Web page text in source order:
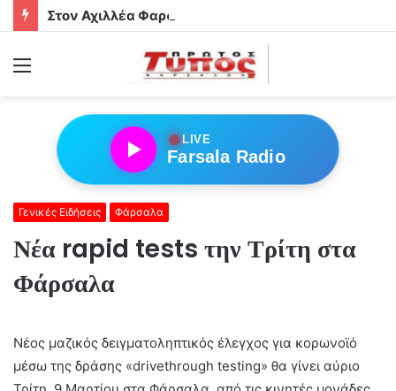
Στον Αχιλλέα Φαρσάλων τα αδέρφια Φούσα!
Menu
●LIVE
Farsala Radio
Γενικές Ειδήσεις Φάρσαλα
Νέα rapid tests την Τρίτη στα
Φάρσαλα
Νέος μαζικός δειγματοληπτικός έλεγχος για κορωνοϊό
μέσω της δράσης «drivethrough testing» θα γίνει αύριο